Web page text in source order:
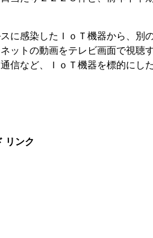
に感染したＩｏＴ機器から、別
ットの動画をテレビ画面で視聴
信など、ＩｏＴ機器を標的にし
リンク